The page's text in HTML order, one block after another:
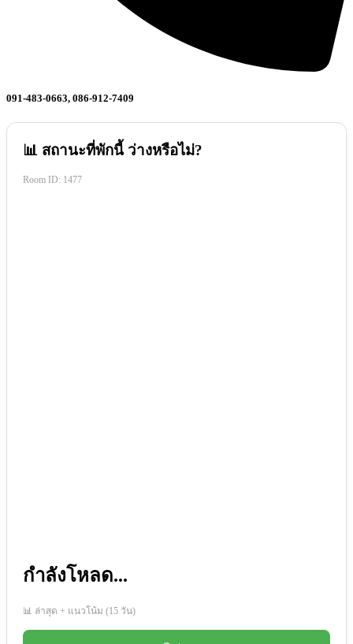
091-483-0663, 086-912-7409
📊 สถานะที่พักนี้ ว่างหรือไม่?
Room ID: 1477
กำลังโหลด...
📊 ล่าสุด + แนวโน้ม (15 วัน)